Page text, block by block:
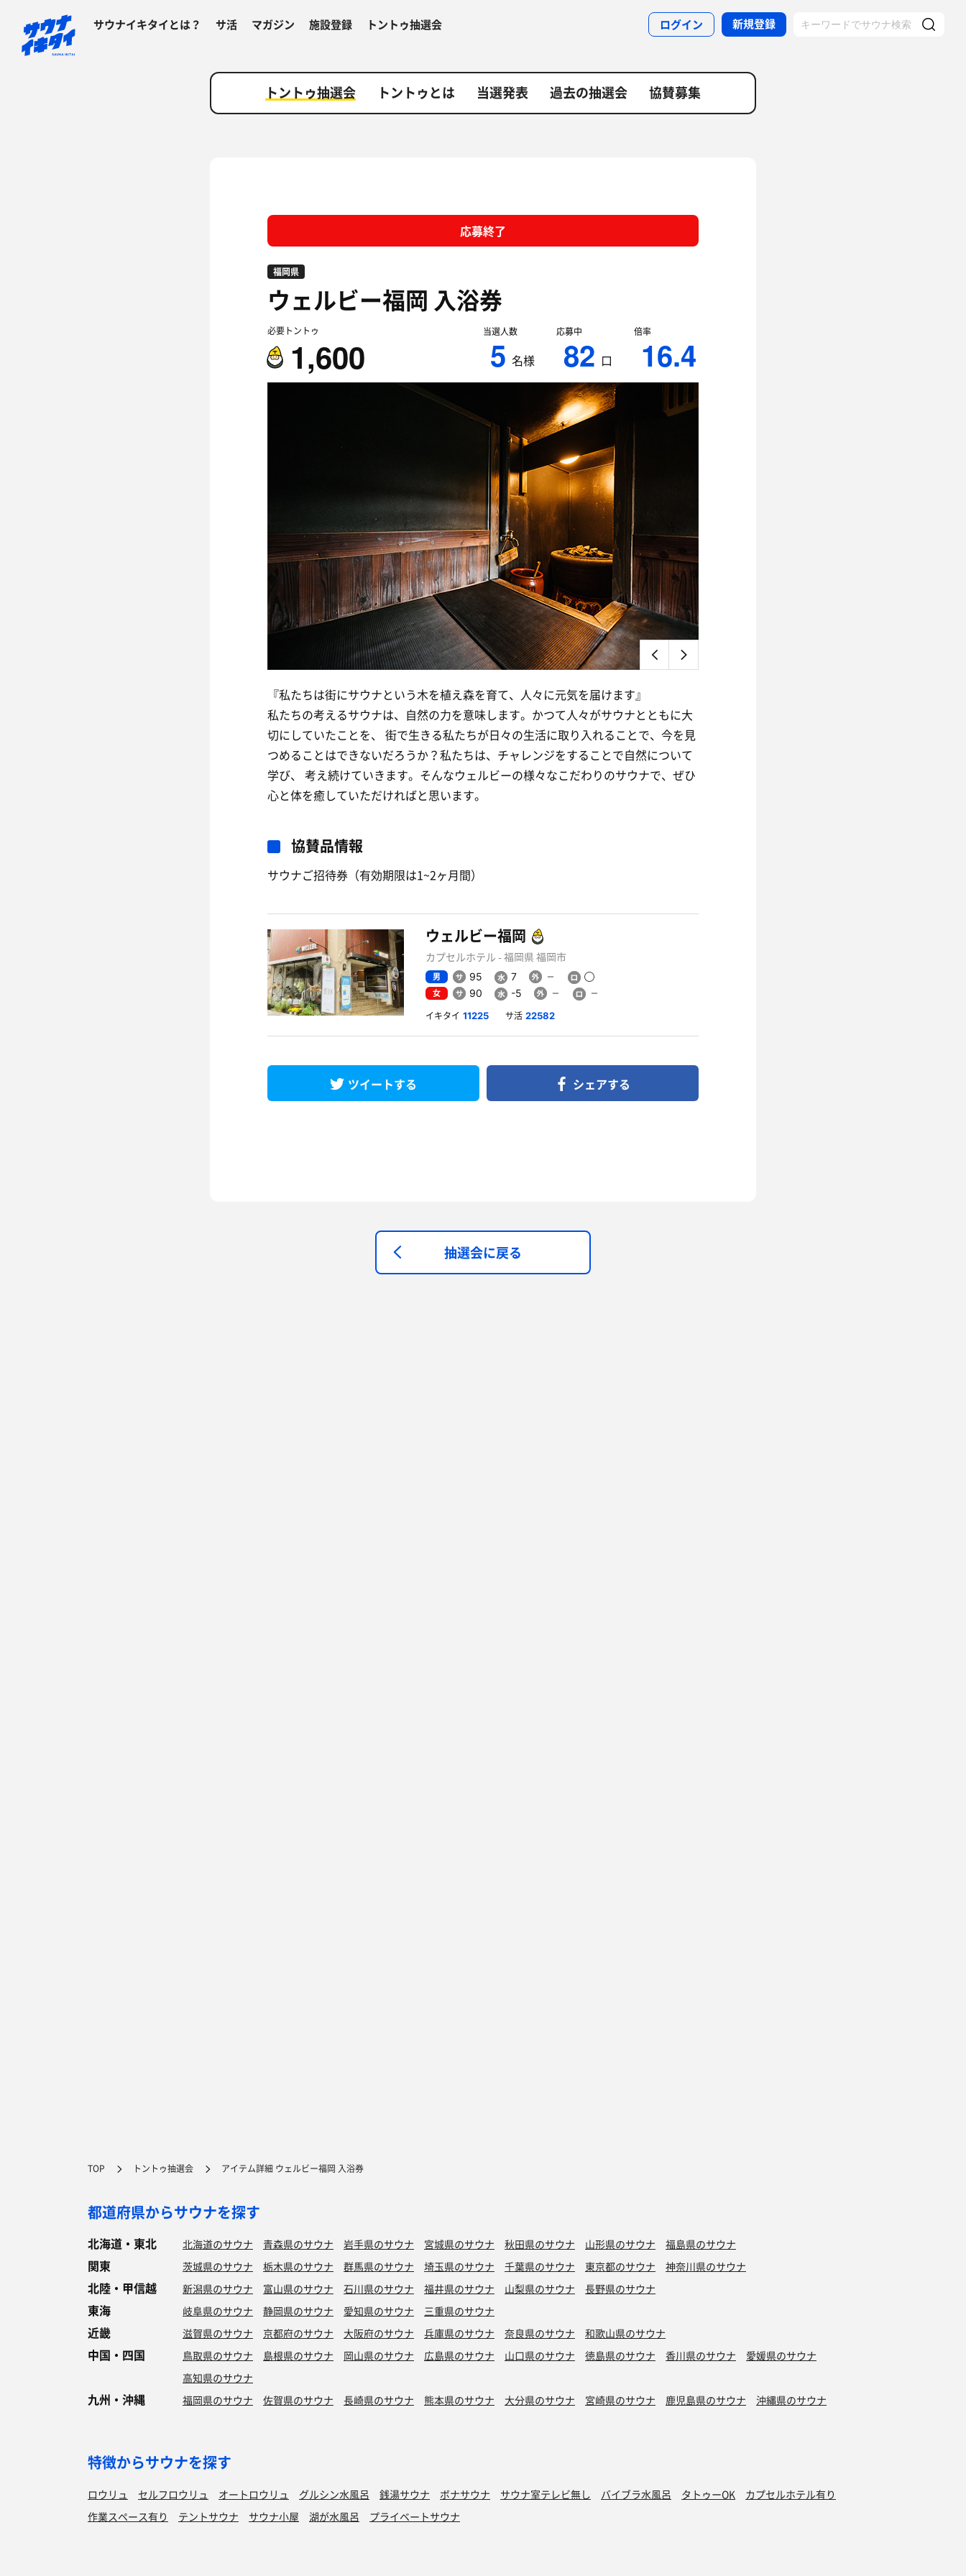
サウナイキタイとは？ サ活 マガジン 施設登録 トントゥ抽選会 ログイン 新規登録
トントゥ抽選会 トントゥとは 当選発表 過去の抽選会 協賛募集
応募終了
福岡県
ウェルビー福岡 入浴券
必要トントゥ
1,600
当選人数
5 名様
応募中
82 口
倍率
16.4
『私たちは街にサウナという木を植え森を育て、人々に元気を届けます』
私たちの考えるサウナは、自然の力を意味します。かつて人々がサウナとともに大
切にしていたことを、 街で生きる私たちが日々の生活に取り入れることで、今を見
つめることはできないだろうか？私たちは、チャレンジをすることで自然について
学び、 考え続けていきます。そんなウェルビーの様々なこだわりのサウナで、ぜひ
心と体を癒していただければと思います。
協賛品情報
サウナご招待券（有効期限は1~2ヶ月間）
ウェルビー福岡
カプセルホテル - 福岡県 福岡市
男 95
7
女
90 -5
イキタイ 11225 サ活 22582
ツイートする シェアする
抽選会に戻る
TOP トントゥ抽選会 アイテム詳細 ウェルビー福岡 入浴券
都道府県からサウナを探す
北海道・東北 北海道のサウナ 青森県のサウナ 岩手県のサウナ 宮城県のサウナ 秋田県のサウナ 山形県のサウナ 福島県のサウナ
関東 茨城県のサウナ 栃木県のサウナ 群馬県のサウナ 埼玉県のサウナ 千葉県のサウナ 東京都のサウナ 神奈川県のサウナ
北陸・甲信越 新潟県のサウナ 富山県のサウナ 石川県のサウナ 福井県のサウナ 山梨県のサウナ 長野県のサウナ
東海 岐阜県のサウナ 静岡県のサウナ 愛知県のサウナ 三重県のサウナ
近畿 滋賀県のサウナ 京都府のサウナ 大阪府のサウナ 兵庫県のサウナ 奈良県のサウナ 和歌山県のサウナ
中国・四国 鳥取県のサウナ 島根県のサウナ 岡山県のサウナ 広島県のサウナ 山口県のサウナ 徳島県のサウナ 香川県のサウナ
愛媛県のサウナ
高知県のサウナ
九州・沖縄 福岡県のサウナ 佐賀県のサウナ 長崎県のサウナ 熊本県のサウナ 大分県のサウナ 宮崎県のサウナ 鹿児島県のサウナ 沖縄県のサウナ
特徴からサウナを探す
ロウリュ セルフロウリュ オートロウリュ グルシン水風呂 銭湯サウナ ボナサウナ サウナ室テレビ無し バイブラ水風呂 タトゥーOK
カプセルホテル有り
作業スペース有り
テントサウナ サウナ小屋 湖が水風呂 プライベートサウナ